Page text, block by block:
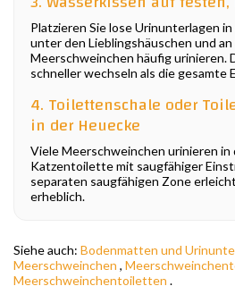
Platzieren Sie lose Urinunterlagen
unter den Lieblingshäuschen und
Meerschweinchen häufig urinieren.
schneller wechseln als die gesamte
4. Toilettenschale oder
in der Heuecke
Viele Meerschweinchen urinieren in
Katzentoilette mit saugfähiger
separaten saugfähigen Zone
erheblich.
Siehe auch: Bodenmatten und
Meerschweinchen ,
Meerschweinchentoiletten .